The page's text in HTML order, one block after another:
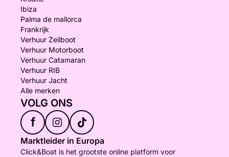
Ibiza
Palma de mallorca
Frankrijk
Verhuur Zeilboot
Verhuur Motorboot
Verhuur Catamaran
Verhuur RIB
Verhuur Jacht
Alle merken
VOLG ONS
f
Marktleider in Europa
Click&Boat is het grootste online platform voor